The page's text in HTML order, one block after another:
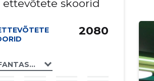
ettevõtete skoorid
OÜ
2080